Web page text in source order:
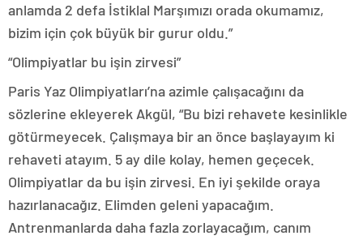
anlamda 2 defa İstiklal Marşımızı orada okumamız,
bizim için çok büyük bir gurur oldu.”
“Olimpiyatlar bu işin zirvesi”
Paris Yaz Olimpiyatları’na azimle çalışacağını da
sözlerine ekleyerek Akgül, “Bu bizi rehavete kesinlikle
götürmeyecek. Çalışmaya bir an önce başlayayım ki
rehaveti atayım. 5 ay dile kolay, hemen geçecek.
Olimpiyatlar da bu işin zirvesi. En iyi şekilde oraya
hazırlanacağız. Elimden geleni yapacağım.
Antrenmanlarda daha fazla zorlayacağım, canım